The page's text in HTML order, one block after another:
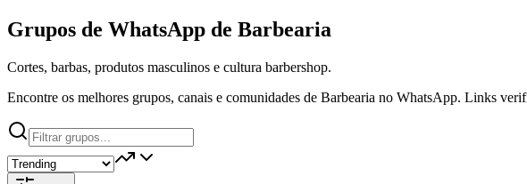
Grupos de WhatsApp de Barbearia
Cortes, barbas, produtos masculinos e cultura barbershop.
Encontre os melhores grupos, canais e comunidades de Barbearia no WhatsApp. Links